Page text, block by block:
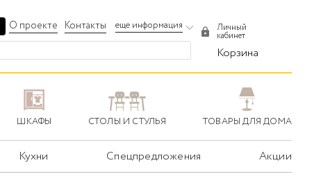
О проекте Контакты еще информация Личный
кабинет
Корзина
ШКАФЫ СТОЛЫ И СТУЛЬЯ ТОВАРЫ ДЛЯ ДОМА
Кухни Спецпредложения Акции